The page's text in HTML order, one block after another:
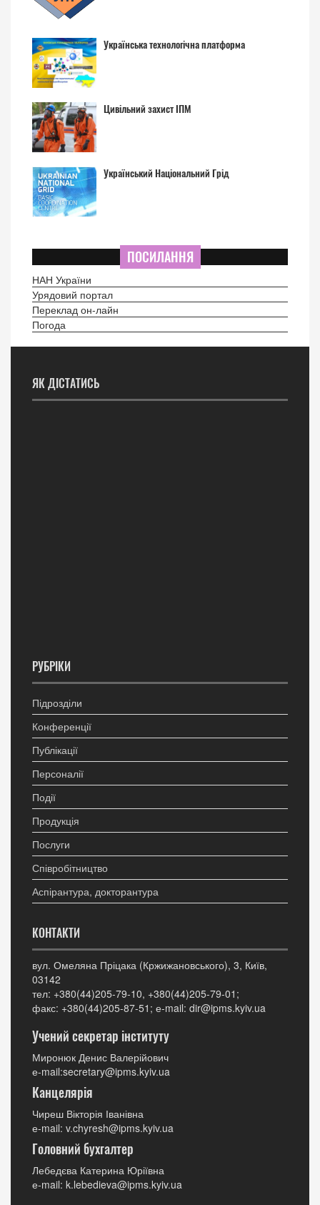
Українська технологічна платформа
Цивільний захист ІПМ
Український Національний Грід
ПОСИЛАННЯ
НАН України
Урядовий портал
Переклад он-лайн
Погода
ЯК ДІСТАТИСЬ
РУБРІКИ
Підрозділи
Конференції
Публікації
Персоналії
Події
Продукція
Послуги
Співробітництво
Аспірантура, докторантура
КОНТАКТИ
вул. Омеляна Пріцака (Кржижановського), 3, Київ,
03142
тел: +380(44)205-79-10, +380(44)205-79-01;
факс: +380(44)205-87-51; е-mail: dir@ipms.kyiv.ua
Учений секретар інституту
Миронюк Денис Валерійович
е-mail:secretary@ipms.kyiv.ua
Канцелярія
Чиреш Вікторія Іванівна
е-mail: v.chyresh@ipms.kyiv.ua
Головний бухгалтер
Лебедєва Катерина Юріївна
е-mail: k.lebedieva@ipms.kyiv.ua